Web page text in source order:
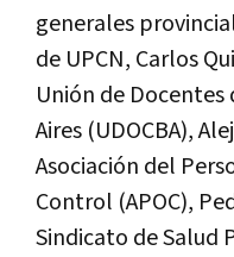
generales
de UPCN, Carlos
Unión de Docentes
Aires (UDOCBA),
Asociación del
Control (APOC),
Sindicato de Salud